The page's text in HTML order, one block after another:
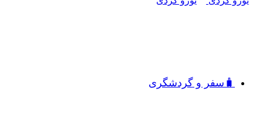
🧳سفر و گردشگری